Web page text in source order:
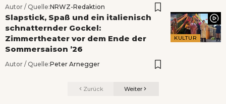
Autor / Quelle:NRWZ-Redaktion
KULTUR
Slapstick, Spaß und ein italienisch
schnatternder Gockel:
Zimmertheater vor dem Ende der
Sommersaison ’26
Autor / Quelle:Peter Arnegger
Zurück Weiter